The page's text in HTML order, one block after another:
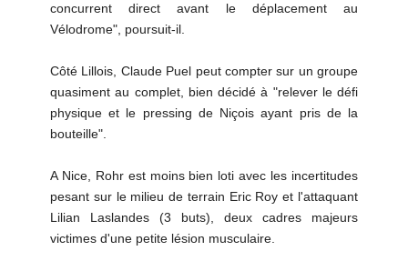
concurrent direct avant le déplacement au
Vélodrome", poursuit-il.
Côté Lillois, Claude Puel peut compter sur un groupe
quasiment au complet, bien décidé à "relever le défi
physique et le pressing de Niçois ayant pris de la
bouteille".
A Nice, Rohr est moins bien loti avec les incertitudes
pesant sur le milieu de terrain Eric Roy et l'attaquant
Lilian Laslandes (3 buts), deux cadres majeurs
victimes d'une petite lésion musculaire.